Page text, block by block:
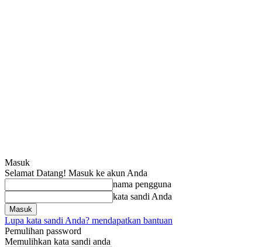
Masuk
Selamat Datang! Masuk ke akun Anda
nama pengguna
kata sandi Anda
Lupa kata sandi Anda? mendapatkan bantuan
Pemulihan password
Memulihkan kata sandi anda